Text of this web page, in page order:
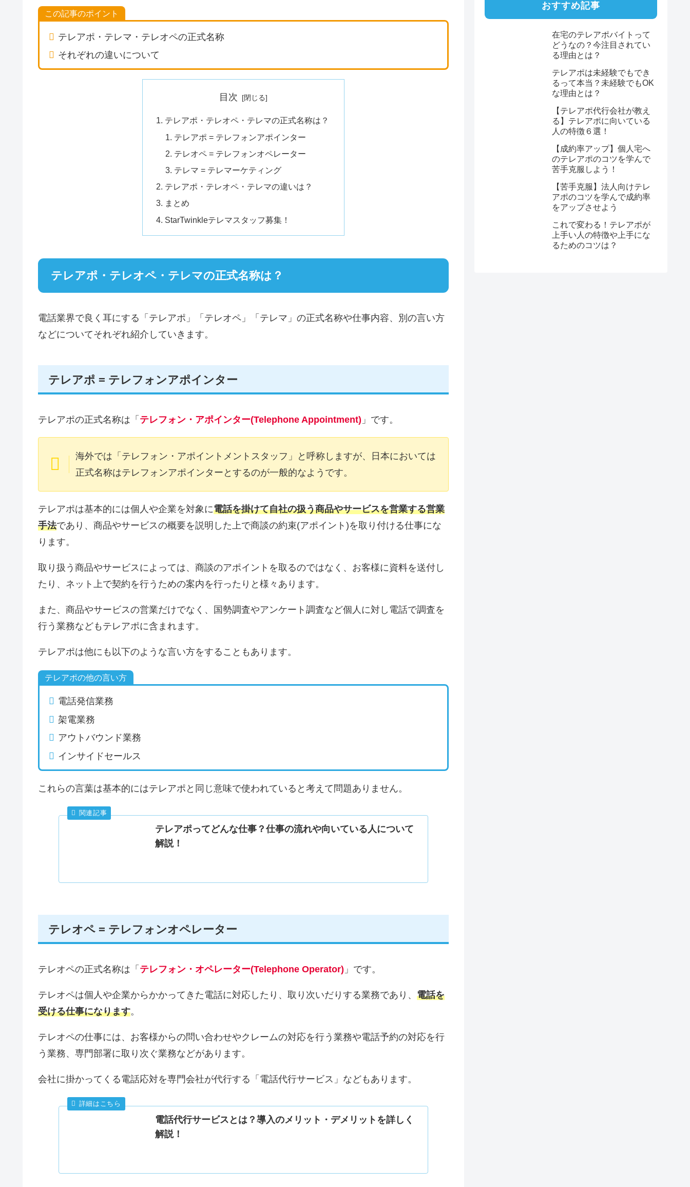
この記事のポイント
テレアポ・テレマ・テレオペの正式名称
それぞれの違いについて
目次
テレアポ・テレオペ・テレマの正式名称は？
テレアポ = テレフォンアポインター
テレオペ = テレフォンオペレーター
テレマ = テレマーケティング
テレアポ・テレオペ・テレマの違いは？
まとめ
StarTwinkleテレマスタッフ募集！
テレアポ・テレオペ・テレマの正式名称は？
電話業界で良く耳にする「テレアポ」「テレオペ」「テレマ」の正式名称や仕事内容、別の言い方
などについてそれぞれ紹介していきます。
テレアポ = テレフォンアポインター
テレアポの正式名称は「 テレフォン・アポインター(Telephone Appointment) 」です。
海外では「テレフォン・アポイントメントスタッフ」と呼称しますが、日本においては
正式名称はテレフォンアポインターとするのが一般的なようです。
テレアポは基本的には個人や企業を対象に電話を掛けて自社の扱う商品やサービスを営業する営業
手法であり、商品やサービスの概要を説明した上で商談の約束(アポイント)を取り付ける仕事にな
ります。
取り扱う商品やサービスによっては、商談のアポイントを取るのではなく、お客様に資料を送付し
たり、ネット上で契約を行うための案内を行ったりと様々あります。
また、商品やサービスの営業だけでなく、国勢調査やアンケート調査など個人に対し電話で調査を
行う業務などもテレアポに含まれます。
テレアポは他にも以下のような言い方をすることもあります。
テレアポの他の言い方
電話発信業務
架電業務
アウトバウンド業務
インサイドセールス
これらの言葉は基本的にはテレアポと同じ意味で使われていると考えて問題ありません。
テレアポってどんな仕事？仕事の流れや向いている人について
解説！
テレオペ = テレフォンオペレーター
テレオペの正式名称は「 テレフォン・オペレーター(Telephone Operator) 」です。
テレオペは個人や企業からかかってきた電話に対応したり、取り次いだりする業務であり、 電話を
受ける仕事になります。
テレオペの仕事には、お客様からの問い合わせやクレームの対応を行う業務や電話予約の対応を行
う業務、専門部署に取り次ぐ業務などがあります。
会社に掛かってくる電話応対を専門会社が代行する「電話代行サービス」などもあります。
電話代行サービスとは？導入のメリット・デメリットを詳しく
解説！
おすすめ記事
在宅のテレアポバイトって
どうなの？今注目されてい
る理由とは？
テレアポは未経験でもでき
るって本当？未経験でもOK
な理由とは？
【テレアポ代行会社が教え
る】テレアポに向いている
人の特徴６選！
【成約率アップ】個人宅へ
のテレアポのコツを学んで
苦手克服しよう！
【苦手克服】法人向けテレ
アポのコツを学んで成約率
をアップさせよう
これで変わる！テレアポが
上手い人の特徴や上手にな
るためのコツは？